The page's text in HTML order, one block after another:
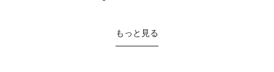
もっと見る